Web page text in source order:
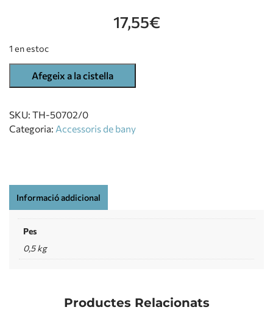
17,55€
1 en estoc
Afegeix a la cistella
SKU: TH-50702/0
Categoria: Accessoris de bany
Informació addicional
Pes
0,5 kg
Productes Relacionats